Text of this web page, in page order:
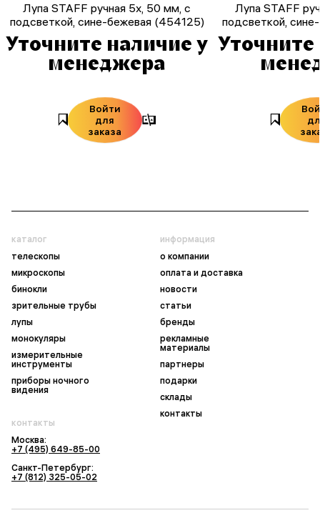
Лупа STAFF ручная 5х, 50 мм, с
подсветкой, сине-бежевая (454125)
Уточните наличие у
менеджера
Войти
для
заказа
Лупа STAFF
подсветкой,
Уточните
каталог
телескопы
микроскопы
бинокли
зрительные трубы
лупы
монокуляры
измерительные
инструменты
приборы ночного
видения
информация
о компании
оплата и доставка
новости
статьи
бренды
рекламные
материалы
партнеры
подарки
склады
контакты
контакты
Москва:
+7 (495) 649-85-00
Санкт-Петербург:
+7 (812) 325-05-02